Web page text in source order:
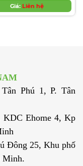
Giá: Liên hệ
Phú 1, P. Tân
Ehome 4, Kp
Đông 25, Khu phố
Minh.